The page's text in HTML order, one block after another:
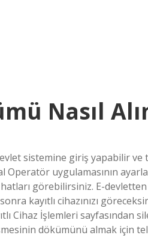
Nasıl
sistemine giriş yapabilir ve
Operatör uygulamasının
görebilirsiniz. E-
kayıtlı cihazınızı
Cihaz İşlemleri sayfasından
dökümünü almak için